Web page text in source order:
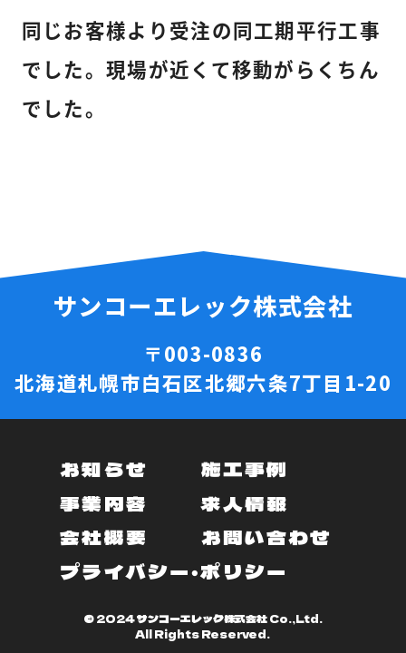
同じお客様より受注の同工期平行工事
でした。現場が近くて移動がらくちん
でした。
サンコーエレック株式会社
〒003-0836
北海道札幌市白石区北郷六条7丁目1-20
お知らせ
施工事例
事業内容
求人情報
会社概要
お問い合わせ
プライバシー・ポリシー
© 2024 サンコーエレック株式会社 Co.,Ltd.
All Rights Reserved.